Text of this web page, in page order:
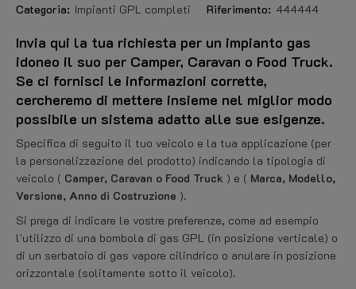
Categoria: Impianti GPL completi Riferimento: 444444
Invia qui la tua richiesta per un impianto gas
idoneo il suo per Camper, Caravan o Food Truck.
Se ci fornisci le informazioni corrette,
cercheremo di mettere insieme nel miglior modo
possibile un sistema adatto alle sue esigenze.
Specifica di seguito il tuo veicolo e la tua applicazione (per
la personalizzazione del prodotto) indicando la tipologia di
veicolo ( Camper, Caravan o Food Truck ) e ( Marca, Modello,
Versione, Anno di Costruzione ).
Si prega di indicare le vostre preferenze, come ad esempio
l'utilizzo di una bombola di gas GPL (in posizione verticale) o
di un serbatoio di gas vapore cilindrico o anulare in posizione
orizzontale (solitamente sotto il veicolo).